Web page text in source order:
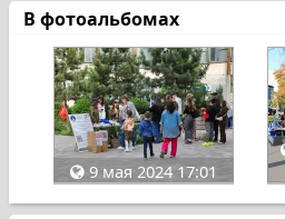
В фотоальбомах
9 мая 2024 17:01